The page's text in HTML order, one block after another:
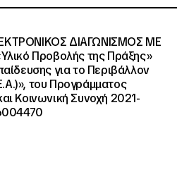
ΔΙΑΓΩΝΙΣΜΟΣ ΜΕ
Προβολής της Πράξης»
για το Περιβάλλον
του Προγράμματος
Κοινωνική Συνοχή 2021-